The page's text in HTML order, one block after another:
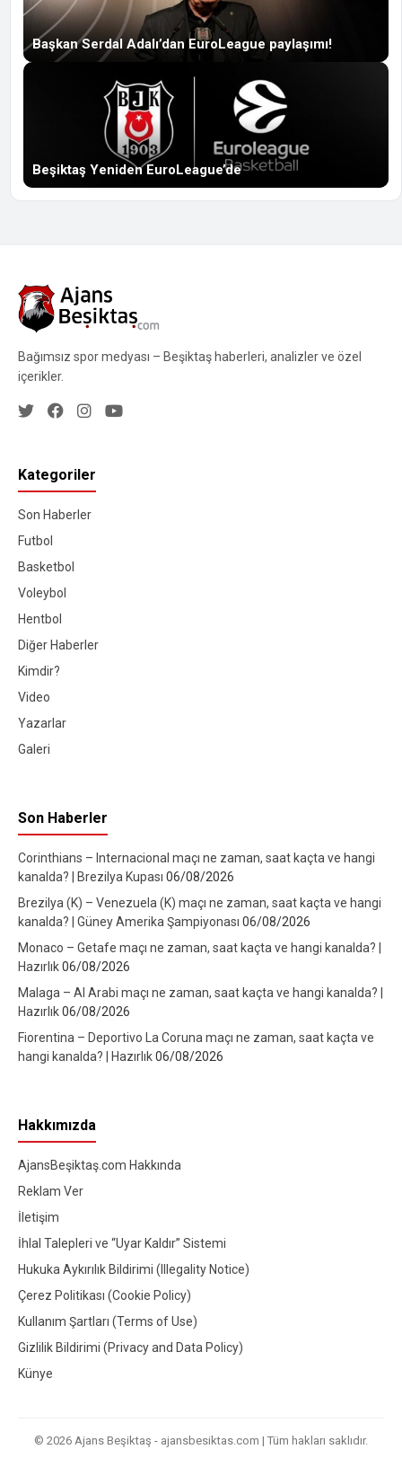
Başkan Serdal Adalı’dan EuroLeague paylaşımı!
Beşiktaş Yeniden EuroLeague’de
Bağımsız spor medyası – Beşiktaş haberleri, analizler ve özel
içerikler.
Kategoriler
Son Haberler
Futbol
Basketbol
Voleybol
Hentbol
Diğer Haberler
Kimdir?
Video
Yazarlar
Galeri
Son Haberler
Corinthians – Internacional maçı ne zaman, saat kaçta ve hangi
kanalda? | Brezilya Kupası 06/08/2026
Brezilya (K) – Venezuela (K) maçı ne zaman, saat kaçta ve hangi
kanalda? | Güney Amerika Şampiyonası 06/08/2026
Monaco – Getafe maçı ne zaman, saat kaçta ve hangi kanalda? |
Hazırlık06/08/2026
Malaga – Al Arabi maçı ne zaman, saat kaçta ve hangi kanalda? |
Hazırlık06/08/2026
Fiorentina – Deportivo La Coruna maçı ne zaman, saat kaçta ve
hangi kanalda? | Hazırlık06/08/2026
Hakkımızda
AjansBeşiktaş.com Hakkında
Reklam Ver
İletişim
İhlal Talepleri ve “Uyar Kaldır” Sistemi
Hukuka Aykırılık Bildirimi (Illegality Notice)
Çerez Politikası (Cookie Policy)
Kullanım Şartları (Terms of Use)
Gizlilik Bildirimi (Privacy and Data Policy)
Künye
© 2026 Ajans Beşiktaş - ajansbesiktas.com | Tüm hakları saklıdır.